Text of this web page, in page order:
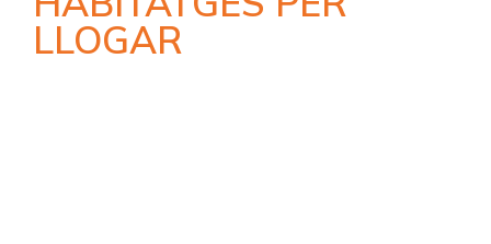
LLOGAR